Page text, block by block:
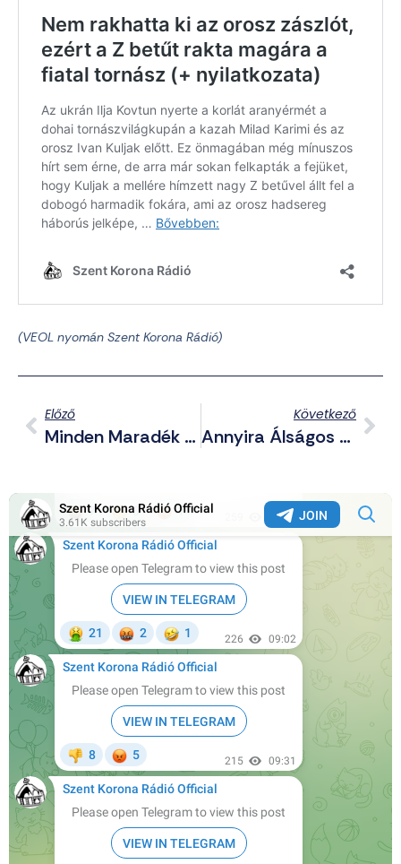
(VEOL nyomán Szent Korona Rádió)
Előző
Minden Maradék Normalitást Felad Ukrajna, Csak Hogy EU Tag Lehessen?
Következő
Annyira Álságos Az Új Ukrán Nemzetiségi Törvény, Hogy Még A Románok Is Nekimentek